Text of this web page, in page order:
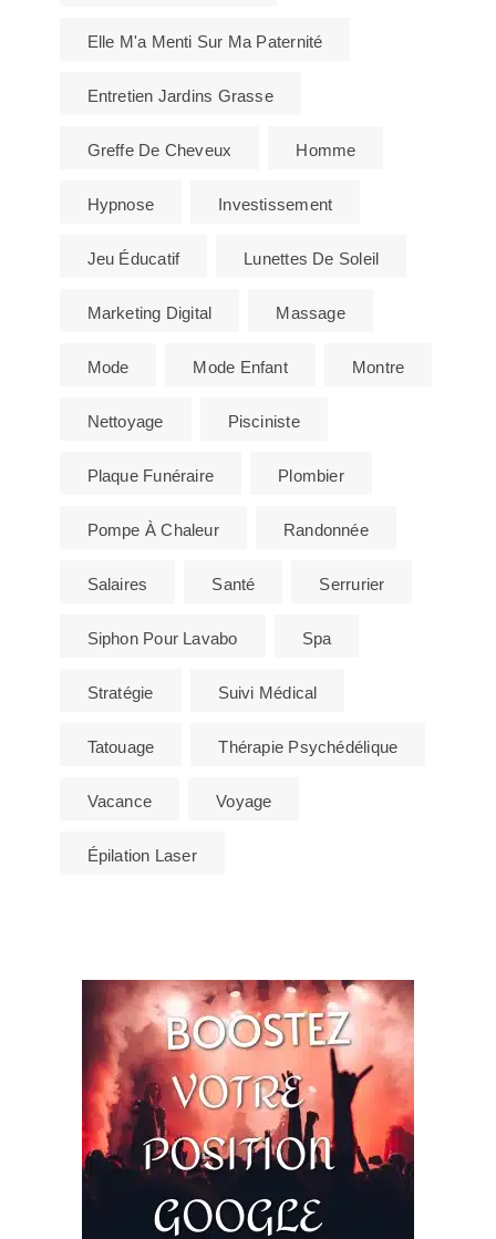
Elle M'a Menti Sur Ma Paternité
Entretien Jardins Grasse
Greffe De Cheveux Homme
Hypnose Investissement
Jeu Éducatif Lunettes De Soleil
Marketing Digital Massage
Mode Mode Enfant Montre
Nettoyage Pisciniste
Plaque Funéraire Plombier
Pompe À Chaleur Randonnée
Salaires Santé Serrurier
Siphon Pour Lavabo Spa
Stratégie Suivi Médical
Tatouage Thérapie Psychédélique
Vacance Voyage
Épilation Laser